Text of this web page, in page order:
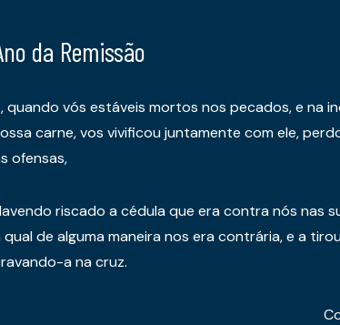
da Remissão
quando vós estáveis mortos nos pecados, e na
carne, vos vivificou juntamente com ele,
ofensas,
riscado a cédula que era contra nós nas
qual de alguma maneira nos era contrária, e a
a na cruz.